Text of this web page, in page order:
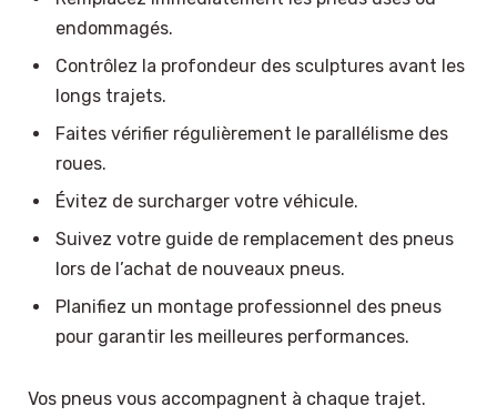
endommagés.
Contrôlez la profondeur des sculptures avant les
longs trajets.
Faites vérifier régulièrement le parallélisme des
roues.
Évitez de surcharger votre véhicule.
Suivez votre guide de remplacement des pneus
lors de l’achat de nouveaux pneus.
Planifiez un montage professionnel des pneus
pour garantir les meilleures performances.
Vos pneus vous accompagnent à chaque trajet.